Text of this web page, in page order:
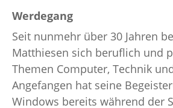
Werdegang
Seit nunmehr über 30 Jahren
Matthiesen sich beruflich und
Themen Computer, Technik
Angefangen hat seine
Windows bereits während der